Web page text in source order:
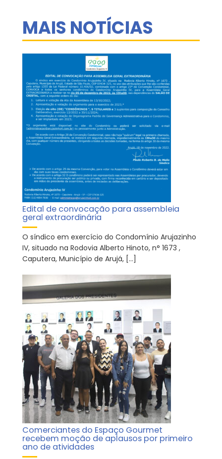
MAIS NOTÍCIAS
Edital de convocação para assembleia
geral extraordinária
O síndico em exercício do Condomínio Arujazinho
IV, situado na Rodovia Alberto Hinoto, n° 1673 ,
Caputera, Município de Arujá, […]
Comerciantes do Espaço Gourmet
recebem moção de aplausos por primeiro
ano de atividades